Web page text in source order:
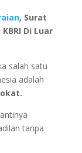
, Surat
Di Luar
salah satu
adalah
tanpa